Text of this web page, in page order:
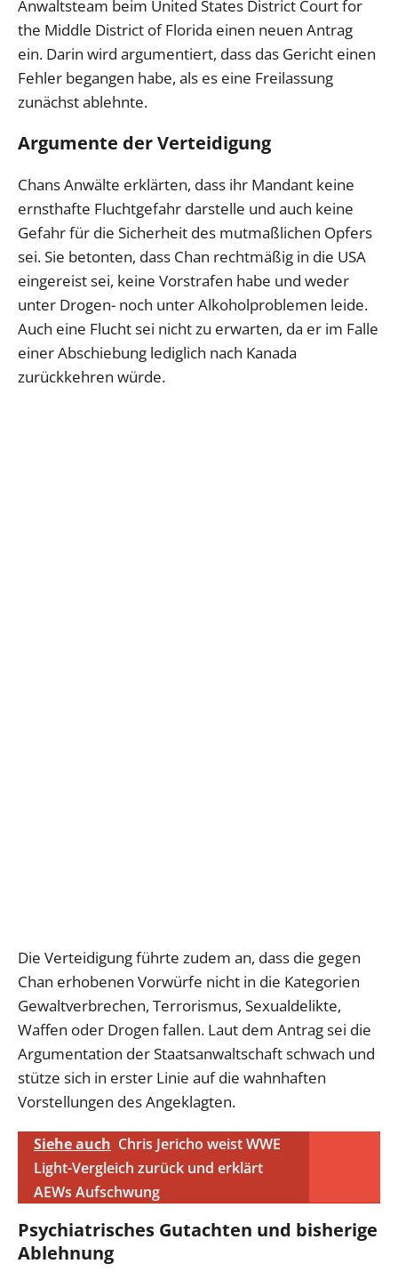
Anwaltsteam beim United States District Court for
the Middle District of Florida einen neuen Antrag
ein. Darin wird argumentiert, dass das Gericht einen
Fehler begangen habe, als es eine Freilassung
zunächst ablehnte.
Argumente der Verteidigung
Chans Anwälte erklärten, dass ihr Mandant keine
ernsthafte Fluchtgefahr darstelle und auch keine
Gefahr für die Sicherheit des mutmaßlichen Opfers
sei. Sie betonten, dass Chan rechtmäßig in die USA
eingereist sei, keine Vorstrafen habe und weder
unter Drogen- noch unter Alkoholproblemen leide.
Auch eine Flucht sei nicht zu erwarten, da er im Falle
einer Abschiebung lediglich nach Kanada
zurückkehren würde.
Die Verteidigung führte zudem an, dass die gegen
Chan erhobenen Vorwürfe nicht in die Kategorien
Gewaltverbrechen, Terrorismus, Sexualdelikte,
Waffen oder Drogen fallen. Laut dem Antrag sei die
Argumentation der Staatsanwaltschaft schwach und
stütze sich in erster Linie auf die wahnhaften
Vorstellungen des Angeklagten.
Siehe auch Chris Jericho weist WWE
Light-Vergleich zurück und erklärt
AEWs Aufschwung
Psychiatrisches Gutachten und bisherige
Ablehnung